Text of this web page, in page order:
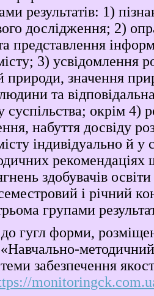
результатів: 1)
дослідження; 2)
представлення
3) усвідомлення
природи, значення
та
суспільства; окрім 4)
набуття досвіду
індивідуально й у
здобувачів освіти
і річний
групами
гугл форми,
забезпечення